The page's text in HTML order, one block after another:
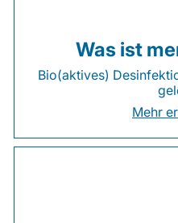
Was ist
Bio(aktives)
Mehr